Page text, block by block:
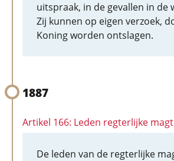
uitspraak, in de gevallen in de
Zij kunnen op eigen verzoek,
Koning worden ontslagen.
1887
Artikel 166: Leden regterlijke magt
De leden van de regterlijke